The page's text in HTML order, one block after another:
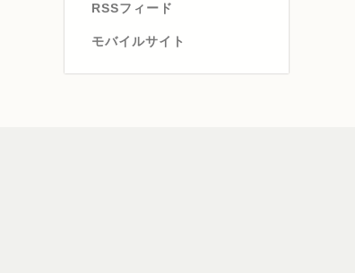
RSSフィード
モバイルサイト